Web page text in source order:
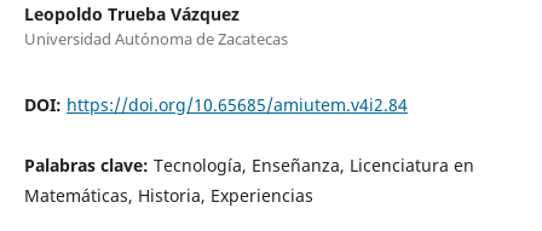
Leopoldo Trueba Vázquez
Universidad Autónoma de Zacatecas
DOI: https://doi.org/10.65685/amiutem.v4i2.84
Palabras clave: Tecnología, Enseñanza, Licenciatura en
Matemáticas, Historia, Experiencias